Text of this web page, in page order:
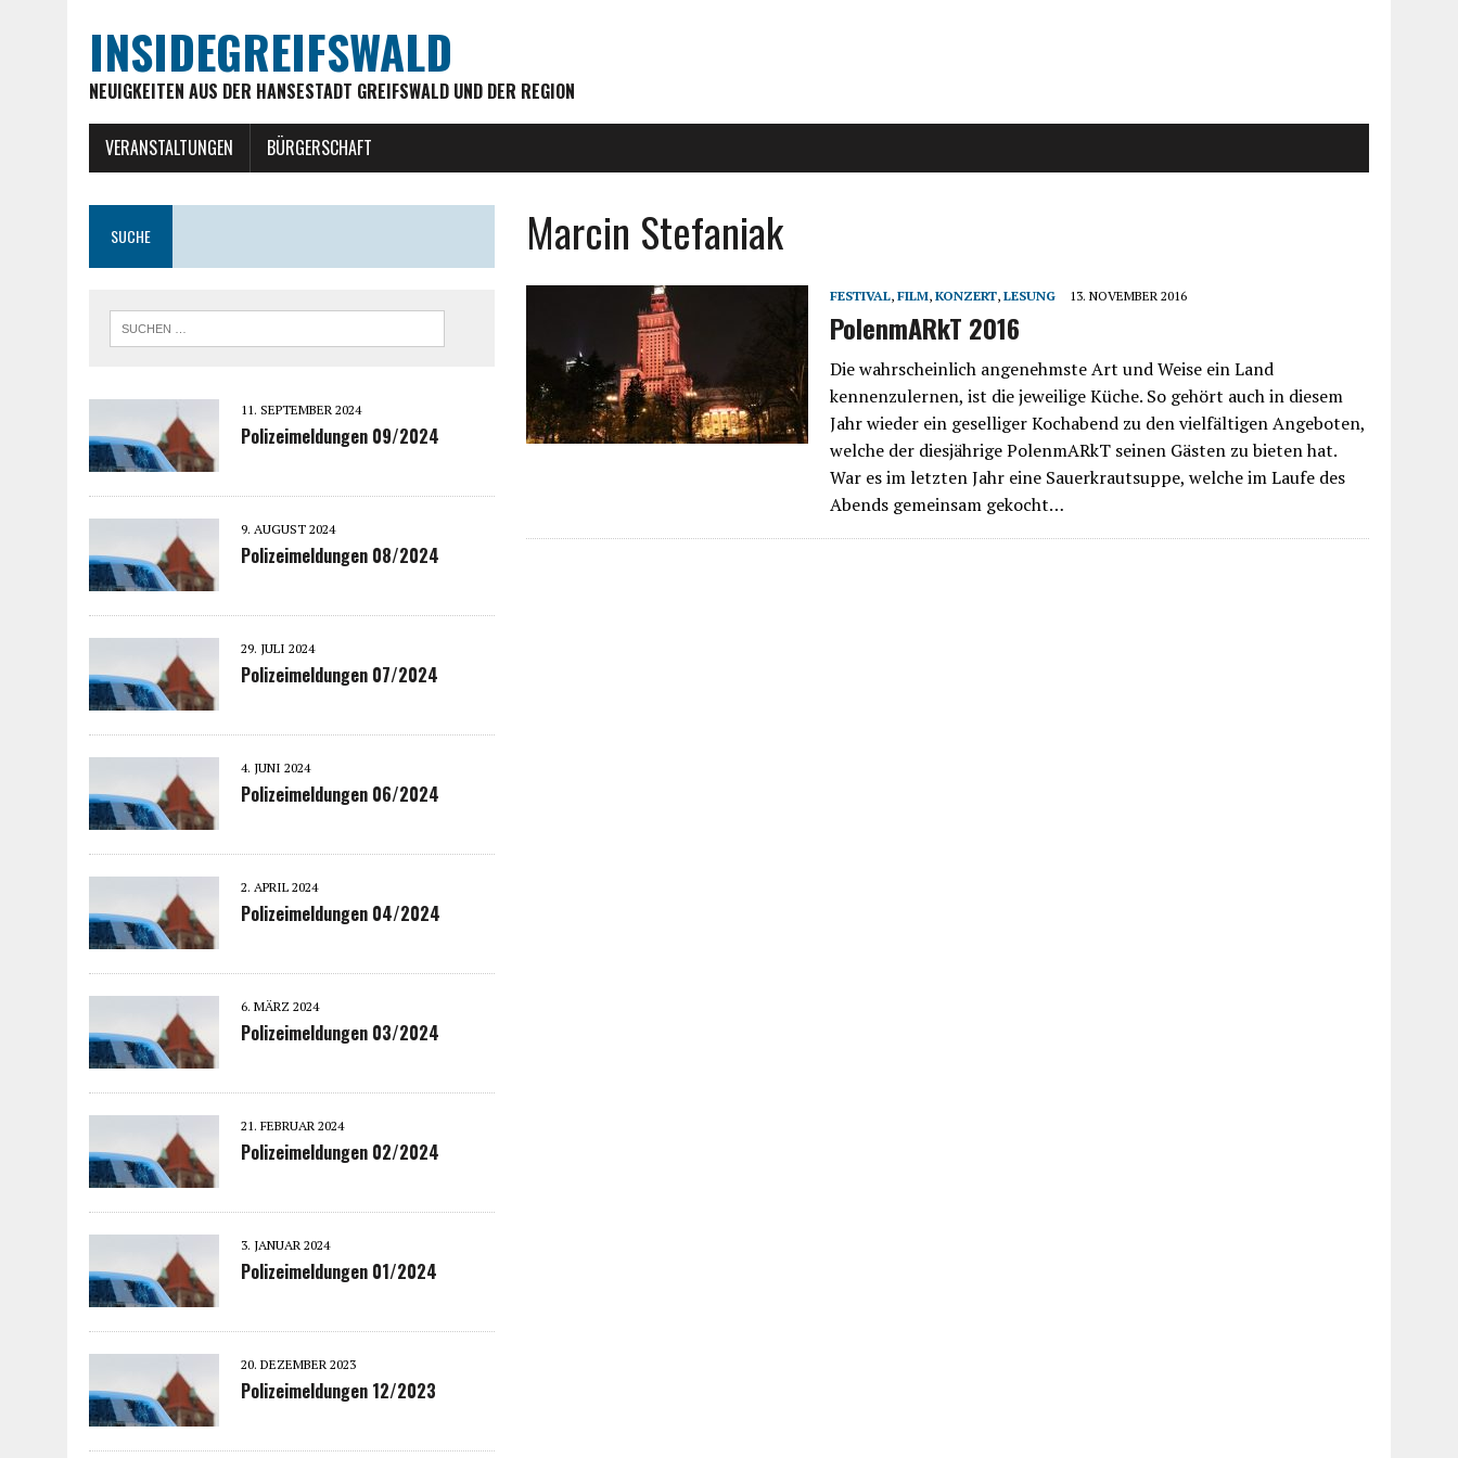
INSIDEGREIFSWALD
NEUIGKEITEN AUS DER HANSESTADT GREIFSWALD UND DER REGION
VERANSTALTUNGEN BÜRGERSCHAFT
Marcin Stefaniak
FESTIVAL,FILM,KONZERT,LESUNG 13. NOVEMBER 2016
PolenmARkT 2016
Die wahrscheinlich angenehmste Art und Weise ein Land
kennenzulernen, ist die jeweilige Küche. So gehört auch in diesem
Jahr wieder ein geselliger Kochabend zu den vielfältigen Angeboten,
welche der diesjährige PolenmARkT seinen Gästen zu bieten hat.
War es im letzten Jahr eine Sauerkrautsuppe, welche im Laufe des
Abends gemeinsam gekocht…
SUCHE
11. SEPTEMBER 2024
Polizeimeldungen 09/2024
9. AUGUST 2024
Polizeimeldungen 08/2024
29. JULI 2024
Polizeimeldungen 07/2024
4. JUNI 2024
Polizeimeldungen 06/2024
2. APRIL 2024
Polizeimeldungen 04/2024
6. MÄRZ 2024
Polizeimeldungen 03/2024
21. FEBRUAR 2024
Polizeimeldungen 02/2024
3. JANUAR 2024
Polizeimeldungen 01/2024
20. DEZEMBER 2023
Polizeimeldungen 12/2023